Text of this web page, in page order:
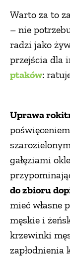
Warto za to
– nie
radzi jako
przejścia dla
ptaków:
Uprawa
gałęziami
do zbioru
mieć własne
męskie i
krzewinki
zapłodnienia